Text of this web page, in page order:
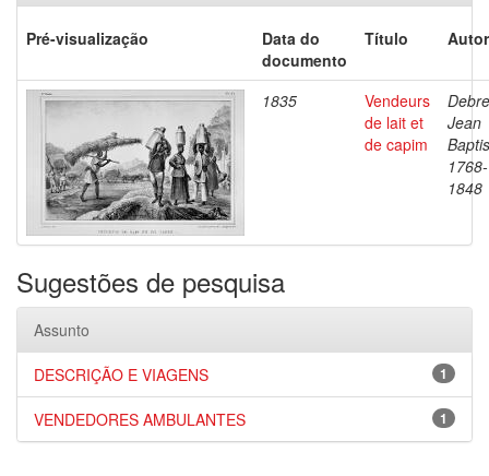
Pré-visualização
Data do
documento
Título
1835
Vendeurs
de lait et
de capim
Jean
1768-
1848
Sugestões de pesquisa
Assunto
1
DESCRIÇÃO E VIAGENS
1
VENDEDORES AMBULANTES